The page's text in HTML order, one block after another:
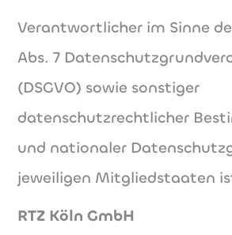
Verantwortlicher im Sinne
Abs. 7
(DSGVO) sowie sonstiger
datenschutzrechtlicher
und nationaler
jeweiligen Mitgliedstaaten
RTZ Köln GmbH